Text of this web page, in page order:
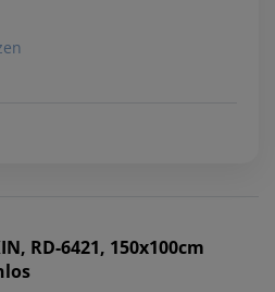
RD-6421, 150x100cm